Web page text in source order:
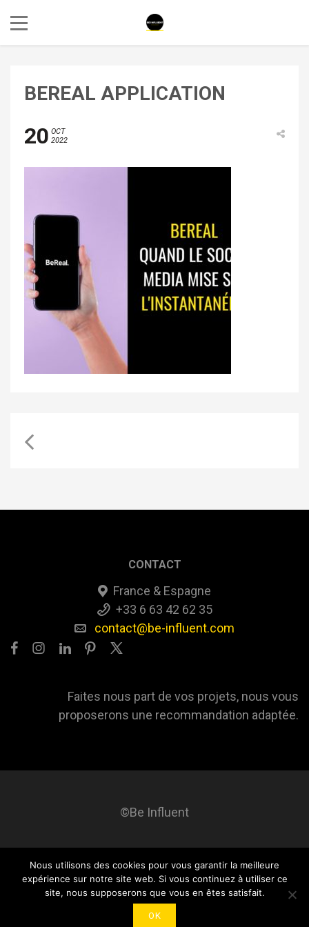
BEREAL APPLICATION
20 OCT
2022
CONTACT
France & Espagne
+33 6 63 42 62 35
contact@be-influent.com
Faites nous part de vos projets, nous vous
proposerons une recommandation adaptée.
©Be Influent
Be influent A propos Blog Contact Mentions légales
Nous utilisons des cookies pour vous garantir la meilleure
expérience sur notre site web. Si vous continuez à utiliser ce
site, nous supposerons que vous en êtes satisfait.
OK